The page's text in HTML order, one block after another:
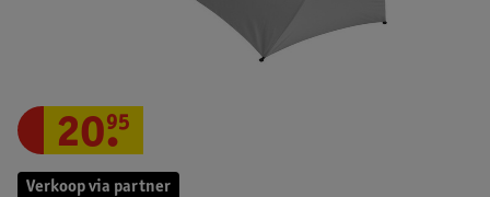
Verkoop via partner
20.
95